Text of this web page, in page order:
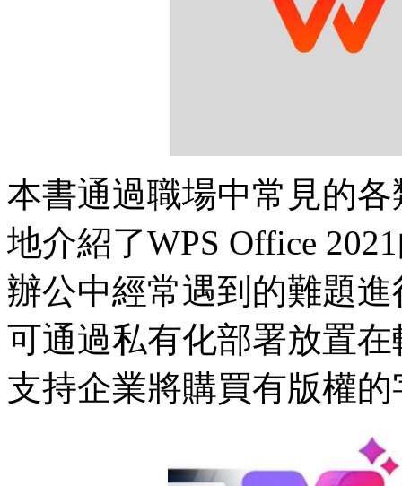
本書通過職場中常見的
地介紹了WPS Office
辦公中經常遇到的難題
可通過私有化部署放置
支持企業將購買有版權